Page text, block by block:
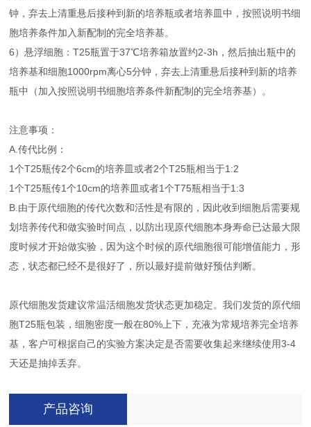
钟，弃去上清重悬后接种到新的培养瓶或者培养皿中，按照说明书细
胞培养条件加入新配制的完全培养基。
6）悬浮细胞：T25瓶置于37℃培养箱放置约2-3h，然后抽出瓶中的
培养基和细胞1000rpm离心5分钟，弃去上清重悬后接种到新的培养
瓶中（加入按照说明书细胞培养条件新配制的完全培养基）。
注意事项：
A.传代比例：
1个T25瓶传2个6cm的培养皿或者2个T25瓶相当于1:2
1个T25瓶传1个10cm的培养皿或者1个T75瓶相当于1:3
B.由于原代细胞的传代次数和活性是有限的，因此收到细胞后需要规
划培养传代和做实验时间点，以防出现原代细胞本身寿命已达最大限
度时候才开始做实验，因为这个时候的原代细胞很可能增值能力，形
态，状态都已经不是很好了，所以最好提前做好预估判断。
原代细胞发货建议常温活细胞发货状态更加稳定。我们发货的原代细
胞T25瓶包装，细胞密度一般在80%上下，充液为常规培养完全培养
基，客户可根据自己的实验方案决定是否需要收集起来继续使用3-4
天还是抽掉丢弃。
产品咨询